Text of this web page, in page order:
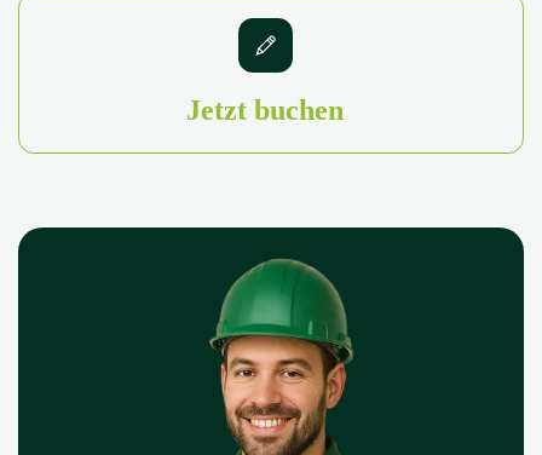
Jetzt buchen